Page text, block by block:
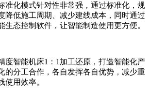
化模式针对性非常强，通过标准化，规
降低施工周期、减少建线成本，同时通过
生态控制软件，让智能制造使用更方便。
智能机床1：1加工还原，打造智能化产
的分工合作，各自发挥各自优势，减少重
使用效率。